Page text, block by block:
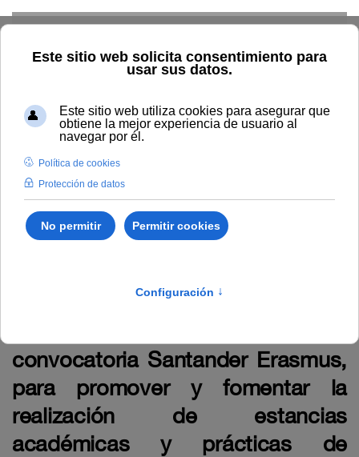
Home La UNIA TOUNIA
Alumnado: convocatorias
Anuncio relativo a la propuesta provisional de admitidos y
para promover y fomentar la realización de estancias
académicas y prácticas de estudiantes nacionales e
internacionales matriculados en esta Universidad para cursar
másteres oficiales Universitarios en el curso académico 2025/26.
provisional de admitidos y
convocatoria Santander Erasmus,
para promover y fomentar la
realización de estancias
académicas y prácticas de